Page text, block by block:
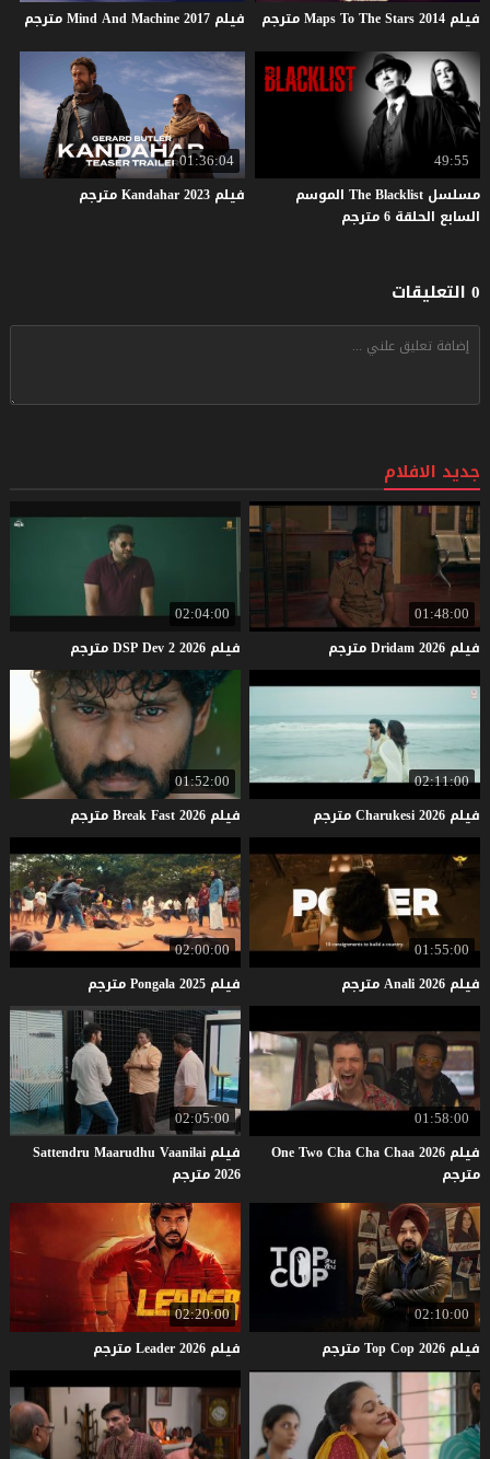
فيلم MapsToTheStars2014 مترجم فيلم MindAndMachine2017 مترجم
49:55
مسلسل The Blacklist الموسم
السابع الحلقة 6 مترجم
01:36:04
فيلم Kandahar2023 مترجم
0 التعليقات
جديد الافلام
01:48:00
فيلم Dridam2026 مترجم
02:04:00
فيلم DSPDev22026 مترجم
02:11:00
فيلم Charukesi2026 مترجم
01:52:00
فيلم BreakFast2026 مترجم
01:55:00
فيلم Anali2026 مترجم
02:00:00
فيلم Pongala2025 مترجم
01:58:00
فيلم One Two Cha Cha Chaa 2026
مترجم
02:05:00
فيلم Sattendru Maarudhu Vaanilai
2026 مترجم
02:10:00
فيلم TopCop2026 مترجم
02:20:00
فيلم Leader2026 مترجم